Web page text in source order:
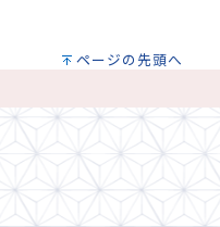
ページの先頭へ